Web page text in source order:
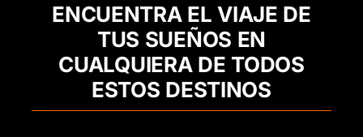
ENCUENTRA EL VIAJE DE
TUS SUEÑOS EN
CUALQUIERA DE TODOS
ESTOS DESTINOS